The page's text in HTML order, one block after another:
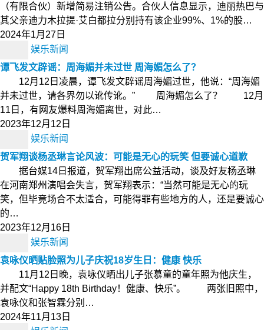
（有限合伙）新增简易注销公告。合伙人信息显示，迪丽热巴与
其父亲迪力木拉提·艾白都拉分别持有该企业99%、1%的股…
2024年1月27日
娱乐新闻
谭飞发文辟谣：周海媚并未过世 周海媚怎么了？
12月12日凌晨，谭飞发文辟谣周海媚过世，他说：“周海媚
并未过世，请各界勿以讹传讹。” 周海媚怎么了？ 12月
11日，有网友爆料周海媚离世，对此…
2023年12月12日
娱乐新闻
贺军翔谈杨丞琳言论风波：可能是无心的玩笑 但要诚心道歉
据台媒14日报道，贺军翔出席公益活动，谈及好友杨丞琳
在河南郑州演唱会失言，贺军翔表示：“当然可能是无心的玩
笑，但毕竟场合不太适合，可能得罪有些地方的人，还是要诚心
的…
2023年12月16日
娱乐新闻
袁咏仪晒贴脸照为儿子庆祝18岁生日：健康 快乐
11月12日晚，袁咏仪晒出儿子张慕童的童年照为他庆生，
并配文“Happy 18th Birthday！健康、快乐”。 两张旧照中，
袁咏仪和张智霖分别…
2024年11月13日